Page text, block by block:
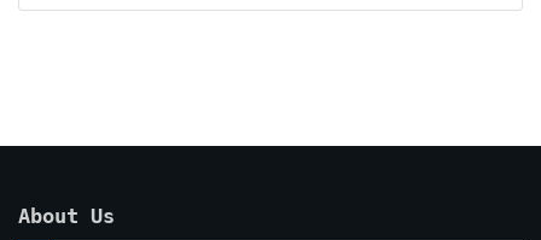
About Us